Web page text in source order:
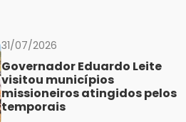
31/07/2026
Governador Eduardo Leite
visitou municípios
missioneiros atingidos pelos
temporais